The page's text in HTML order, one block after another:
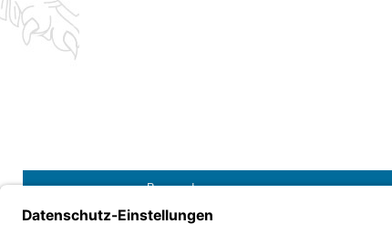
Bayern.de
Barrierefreiheit